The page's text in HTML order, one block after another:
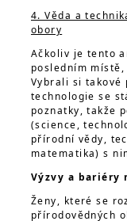
4. Věda a
obory
Ačkoliv je tento
posledním
Vybrali si takové
technologie se
poznatky, takže
(science,
přírodní vědy,
matematika) s
Výzvy a bariéry
Ženy, které se
přírodovědných